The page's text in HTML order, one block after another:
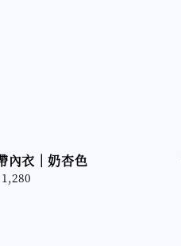
內衣｜奶杏色
Regular